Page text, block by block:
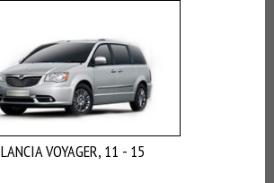
LANCIA VOYAGER, 11 - 15